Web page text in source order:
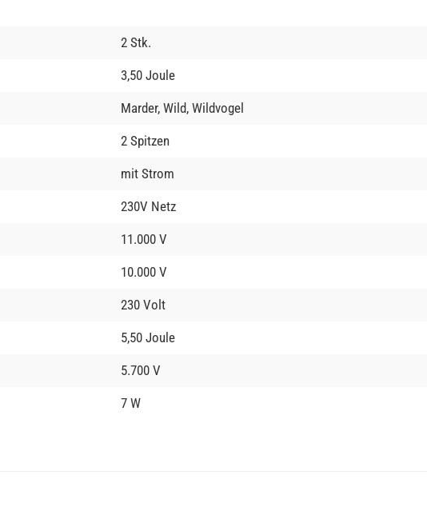
2 Stk.
3,50 Joule
Marder, Wild, Wildvogel
2 Spitzen
mit Strom
230V Netz
11.000 V
10.000 V
230 Volt
5,50 Joule
5.700 V
7 W